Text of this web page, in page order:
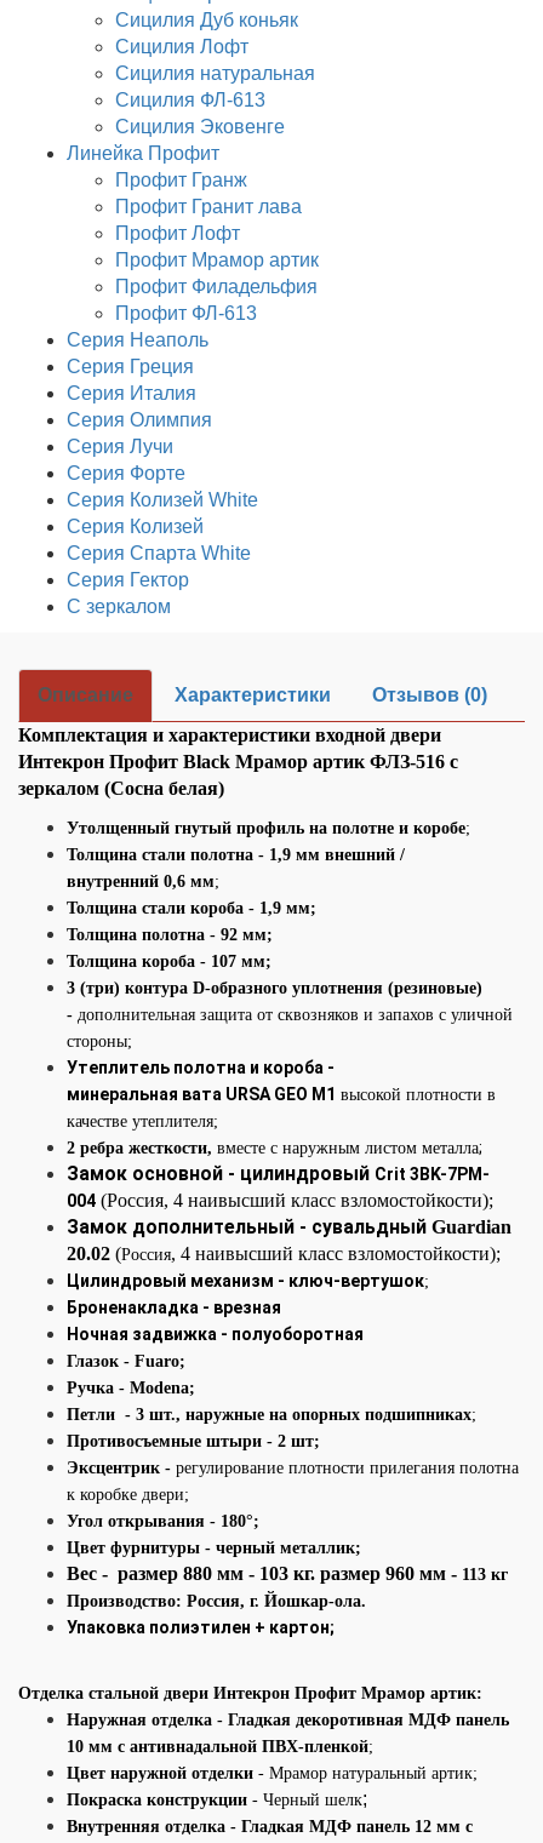
Сицилия Дуб коньяк
Сицилия Лофт
Сицилия натуральная
Сицилия ФЛ-613
Сицилия Эковенге
Линейка Профит
Профит Гранж
Профит Гранит лава
Профит Лофт
Профит Мрамор артик
Профит Филадельфия
Профит ФЛ-613
Серия Неаполь
Серия Греция
Серия Италия
Серия Олимпия
Серия Лучи
Серия Форте
Серия Колизей White
Серия Колизей
Серия Спарта White
Серия Гектор
С зеркалом
Описание Характеристики
Отзывов (0)
Комплектация и характеристики входной двери
Интекрон Профит Black Мрамор артик ФЛЗ-516 с
зеркалом (Сосна белая)
Утолщенный гнутый профиль на полотне и коробе;
Толщина стали полотна - 1,9 мм внешний /
внутренний 0,6 мм;
Толщина стали короба - 1,9 мм;
Толщина полотна - 92 мм;
Толщина короба - 107 мм;
3 (три) контура D-образного уплотнения (резиновые)
- дополнительная защита от сквозняков и запахов с уличной
стороны;
Утеплитель полотна и короба -
минеральная вата URSA GEO М1 высокой плотности в
качестве утеплителя;
2 ребра жесткости, вместе с наружным листом металла;
Замок основной - цилиндровый Crit 3BK-7PM-
004 (Россия, 4 наивысший класс взломостойкости);
Замок дополнительный - сувальдный Guardian
20.02 (Россия, 4 наивысший класс взломостойкости);
Цилиндровый механизм - ключ-вертушок;
Броненакладка - врезная
Ночная задвижка - полуоборотная
Глазок - Fuaro;
Ручка - Modena;
Петли - 3 шт., наружные на опорных подшипниках;
Противосъемные штыри - 2 шт;
Эксцентрик - регулирование плотности прилегания полотна
к коробке двери;
Угол открывания - 180°;
Цвет фурнитуры - черный металлик;
Вес - размер 880 мм - 103 кг. размер 960 мм - 113 кг
Производство: Россия, г. Йошкар-ола.
Упаковка полиэтилен + картон;
Отделка стальной двери Интекрон Профит Мрамор артик:
Наружная отделка - Гладкая декоротивная МДФ панель
10 мм с антивнадальной ПВХ-пленкой;
Цвет наружной отделки - Мрамор натуральный артик;
Покраска конструкции - Черный шелк;
Внутренняя отделка - Гладкая МДФ панель 12 мм с